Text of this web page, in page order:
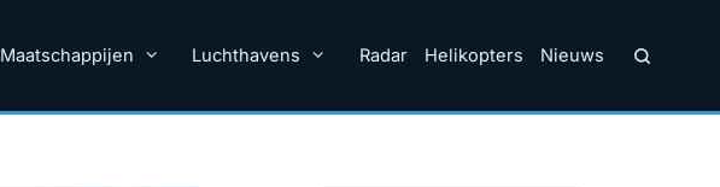
Maatschappijen Luchthavens Radar Helikopters Nieuws